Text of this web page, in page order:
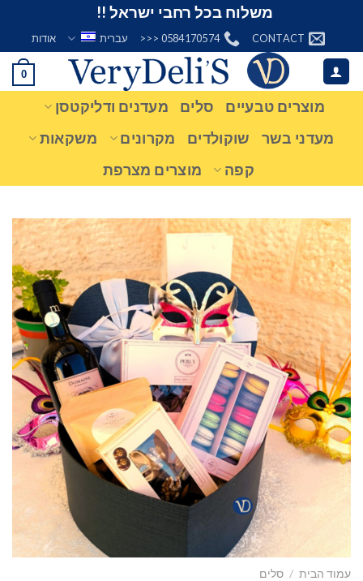
content
משלוח בכל רחבי ישראל !!
CONTACT
0584170574 <<< עברית אודות
0
מוצרים טבעיים סלים
מעדנים ודליקטסן
מעדני בשר
שוקולדים מקרונים
משקאות
קפה
מוצרים מצרפת
עמוד הבית / סלים